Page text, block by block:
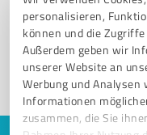
personalisieren,
können und die
Außerdem geben wir
unserer Website an
Werbung und
Informationen
zusammen, die Sie
Kunden empfohlener